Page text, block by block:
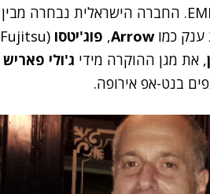
ענק כמוArrow
, פוג'יטסו
, את מגן ההוקרה מידי ג'ולי פאריש
בנט-אפ אירופה.